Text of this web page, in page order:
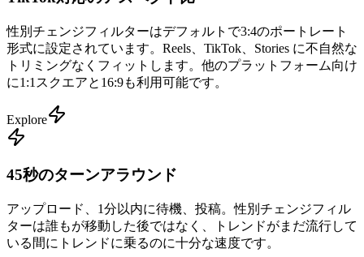
性別チェンジフィルターはデフォルトで3:4のポートレート
形式に設定されています。Reels、TikTok、Stories に不自然な
トリミングなくフィットします。他のプラットフォーム向け
に1:1スクエアと16:9も利用可能です。
Explore
45秒のターンアラウンド
アップロード、1分以内に待機、投稿。性別チェンジフィル
ターは誰もが移動した後ではなく、トレンドがまだ流行して
いる間にトレンドに乗るのに十分な速度です。